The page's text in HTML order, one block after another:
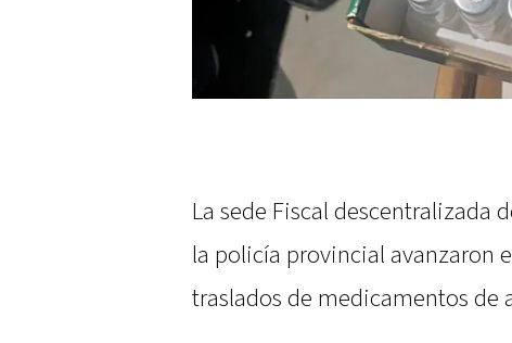
La sede Fiscal descentralizada
la policía provincial avanzaron
traslados de medicamentos de